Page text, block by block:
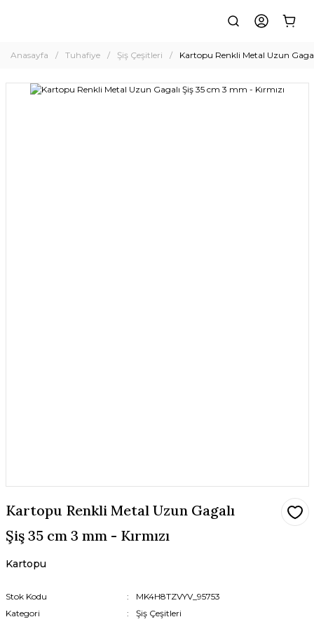
Anasayfa Tuhafiye Şiş Çeşitleri Kartopu Renkli Metal Uzun
Kartopu Renkli Metal Uzun Gagalı
Şiş 35 cm 3 mm - Kırmızı
Kartopu
Stok Kodu
MK4H8TZVYV_95753
Kategori
Şiş Çeşitleri